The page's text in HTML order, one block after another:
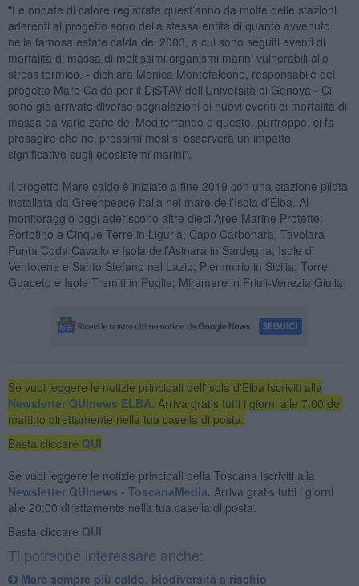
"Le ondate di calore registrate quest’anno da molte delle stazioni
aderenti al progetto sono della stessa entità di quanto avvenuto
nella famosa estate calda del 2003, a cui sono seguiti eventi di
mortalità di massa di moltissimi organismi marini vulnerabili allo
stress termico. - dichiara Monica Montefalcone, responsabile del
progetto Mare Caldo per il DiSTAV dell’Università di Genova - Ci
sono già arrivate diverse segnalazioni di nuovi eventi di mortalità di
massa da varie zone del Mediterraneo e questo, purtroppo, ci fa
presagire che nei prossimi mesi si osserverà un impatto
significativo sugli ecosistemi marini".
Il progetto Mare caldo è iniziato a fine 2019 con una stazione pilota
installata da Greenpeace Italia nel mare dell’Isola d’Elba. Al
monitoraggio oggi aderiscono altre dieci Aree Marine Protette:
Portofino e Cinque Terre in Liguria; Capo Carbonara, Tavolara-
Punta Coda Cavallo e Isola dell’Asinara in Sardegna; Isole di
Ventotene e Santo Stefano nel Lazio; Plemmirio in Sicilia; Torre
Guaceto e Isole Tremiti in Puglia; Miramare in Friuli-Venezia Giulia.
Se vuoi leggere le notizie principali dell'isola d'Elba iscriviti alla
Newsletter QUInews ELBA. Arriva gratis tutti i giorni alle 7:00 del
mattino direttamente nella tua casella di posta.
Basta cliccare QUI
Se vuoi leggere le notizie principali della Toscana iscriviti alla
Newsletter QUInews - ToscanaMedia. Arriva gratis tutti i giorni
alle 20:00 direttamente nella tua casella di posta.
Basta cliccare QUI
Ti potrebbe interessare anche:
Mare sempre più caldo, biodiversità a rischio